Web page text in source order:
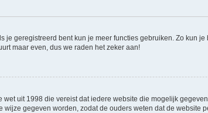
geregistreerd bent kun je meer functies gebruiken. Zo kun
maar even, dus we raden het zeker aan!
uit 1998 die vereist dat iedere website die mogelijk
gegeven worden, zodat de ouders weten dat de website